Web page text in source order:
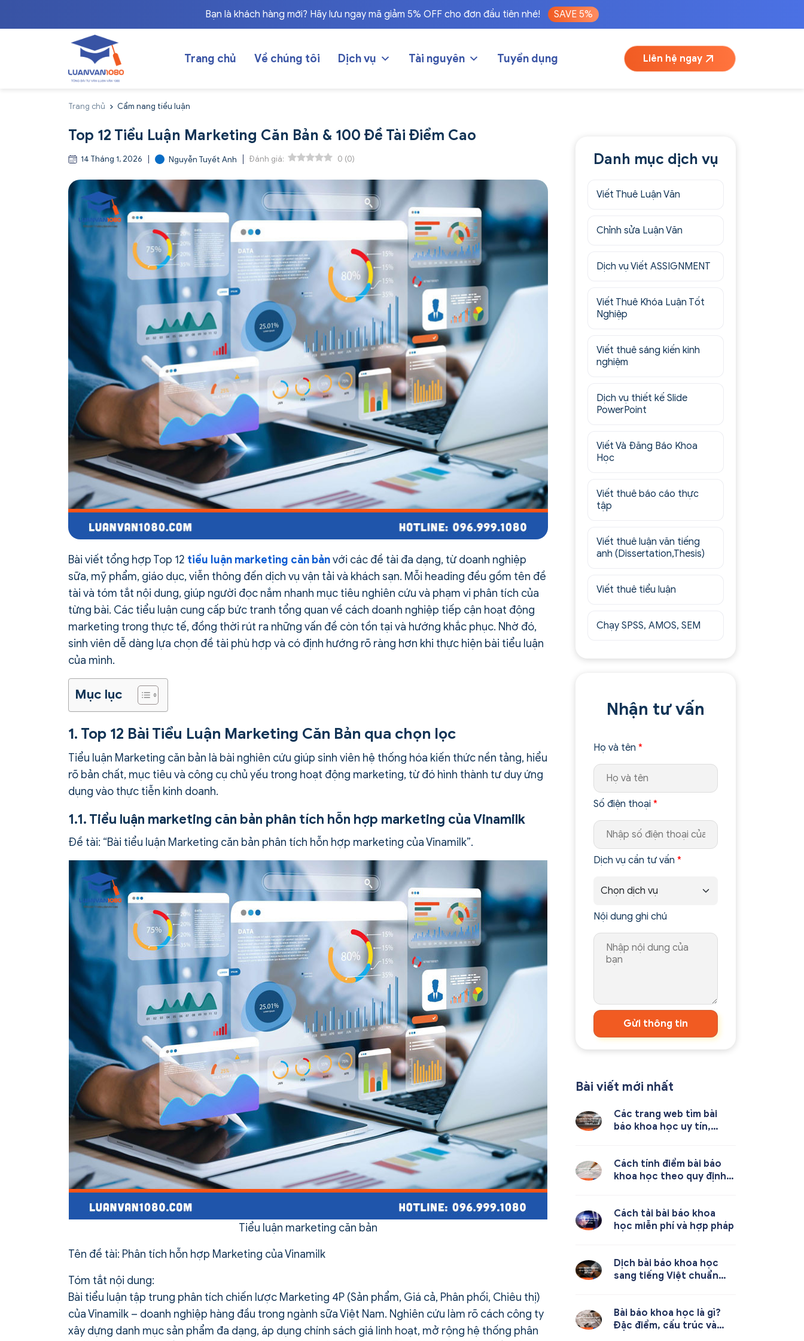
Bạn là khách hàng mới? Hãy lưu ngay mã giảm 5% OFF cho đơn đầu tiên nhé! SAVE 5%
Trang chủ Về chúng tôi Dịch vụ Tài nguyên Tuyển dụng Liên hệ ngay
Trang chủ Cẩm nang tiểu luận
Top 12 Tiểu Luận Marketing Căn Bản & 100 Đề Tài Điểm Cao
14 Tháng 1, 2026 Nguyễn Tuyết Anh Đánh giá: 0 (0)
Bài viết tổng hợp Top 12 tiểu luận marketing căn bảnvới các đề tài đa dạng, từ doanh nghiệp
sữa, mỹ phẩm, giáo dục, viễn thông đến dịch vụ vận tải và khách sạn. Mỗi heading đều gồm tên đề
tài và tóm tắt nội dung, giúp người đọc nắm nhanh mục tiêu nghiên cứu và phạm vi phân tích của
từng bài. Các tiểu luận cung cấp bức tranh tổng quan về cách doanh nghiệp tiếp cận hoạt động
marketing trong thực tế, đồng thời rút ra những vấn đề còn tồn tại và hướng khắc phục. Nhờ đó,
sinh viên dễ dàng lựa chọn đề tài phù hợp và có định hướng rõ ràng hơn khi thực hiện bài tiểu luận
của mình.
Mục lục
1. Top 12 Bài Tiểu Luận Marketing Căn Bản qua chọn lọc
Tiểu luận Marketing căn bản là bài nghiên cứu giúp sinh viên hệ thống hóa kiến thức nền tảng, hiểu
rõ bản chất, mục tiêu và công cụ chủ yếu trong hoạt động marketing, từ đó hình thành tư duy ứng
dụng vào thực tiễn kinh doanh.
1.1. Tiểu luận marketing căn bản phân tích hỗn hợp marketing của Vinamilk
Đề tài: “Bài tiểu luận Marketing căn bản phân tích hỗn hợp marketing của Vinamilk”.
Tiểu luận marketing căn bản
Tên đề tài: Phân tích hỗn hợp Marketing của Vinamilk
Tóm tắt nội dung:
Bài tiểu luận tập trung phân tích chiến lược Marketing 4P (Sản phẩm, Giá cả, Phân phối, Chiêu thị)
của Vinamilk – doanh nghiệp hàng đầu trong ngành sữa Việt Nam. Nghiên cứu làm rõ cách công ty
xây dựng danh mục sản phẩm đa dạng, áp dụng chính sách giá linh hoạt, mở rộng hệ thống phân
Danh mục dịch vụ
Viết Thuê Luận Văn
Chỉnh sửa Luận Văn
Dịch vụ Viết ASSIGNMENT
Viết Thuê Khóa Luận Tốt
Nghiệp
Viết thuê sáng kiến kinh
nghiệm
Dịch vụ thiết kế Slide
PowerPoint
Viết Và Đăng Báo Khoa
Học
Viết thuê báo cáo thực
tập
Viết thuê luận văn tiếng
anh (Dissertation,Thesis)
Viết thuê tiểu luận
Chạy SPSS, AMOS, SEM
Nhận tư vấn
Họ và tên*
Số điện thoại*
Dịch vụ cần tư vấn*
Nội dung ghi chú
Gửi thông tin
Bài viết mới nhất
Các trang web tìm bài
báo khoa học uy tín,
Cách tính điểm bài báo
khoa học theo quy định
Cách tải bài báo khoa
học miễn phí và hợp pháp
Dịch bài báo khoa học
sang tiếng Việt chuẩn
Bài báo khoa học là gì?
Đặc điểm, cấu trúc và